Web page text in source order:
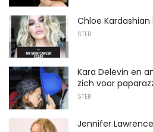
Chloe
STER
Kara Delevin en
zich voor
STER
Jennifer